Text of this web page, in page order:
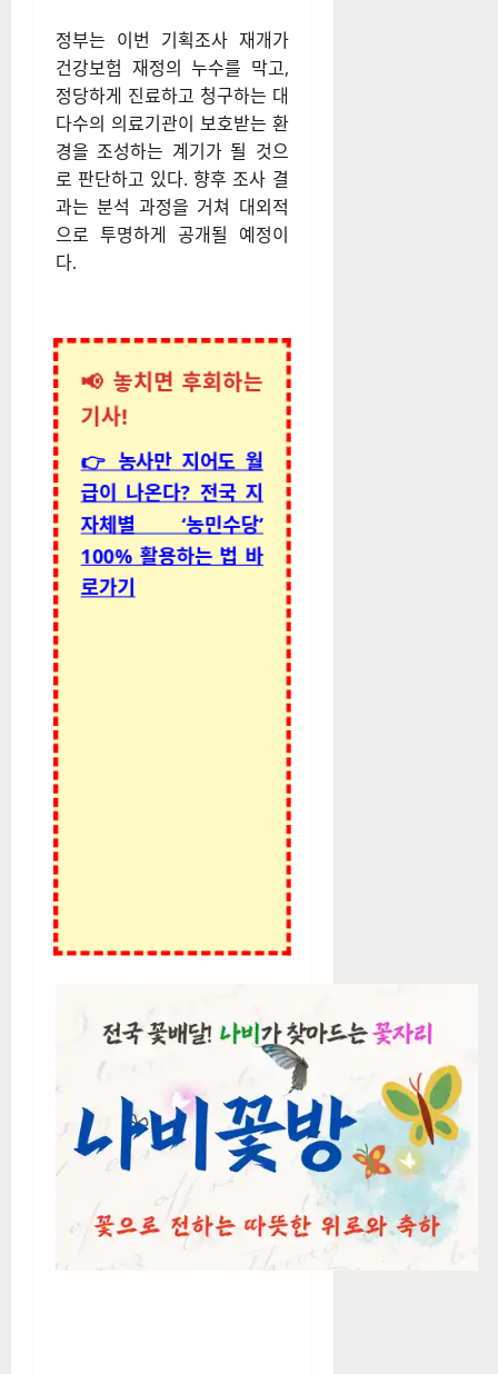
정부는 이번 기획조사 재개가
건강보험 재정의 누수를 막고,
정당하게 진료하고 청구하는 대
다수의 의료기관이 보호받는 환
경을 조성하는 계기가 될 것으
로 판단하고 있다. 향후 조사 결
과는 분석 과정을 거쳐 대외적
으로 투명하게 공개될 예정이
다.
📢 놓치면 후회하는
기사!
👉 농사만 지어도 월
급이 나온다? 전국 지
자체별 ‘농민수당’
100% 활용하는 법 바
로가기